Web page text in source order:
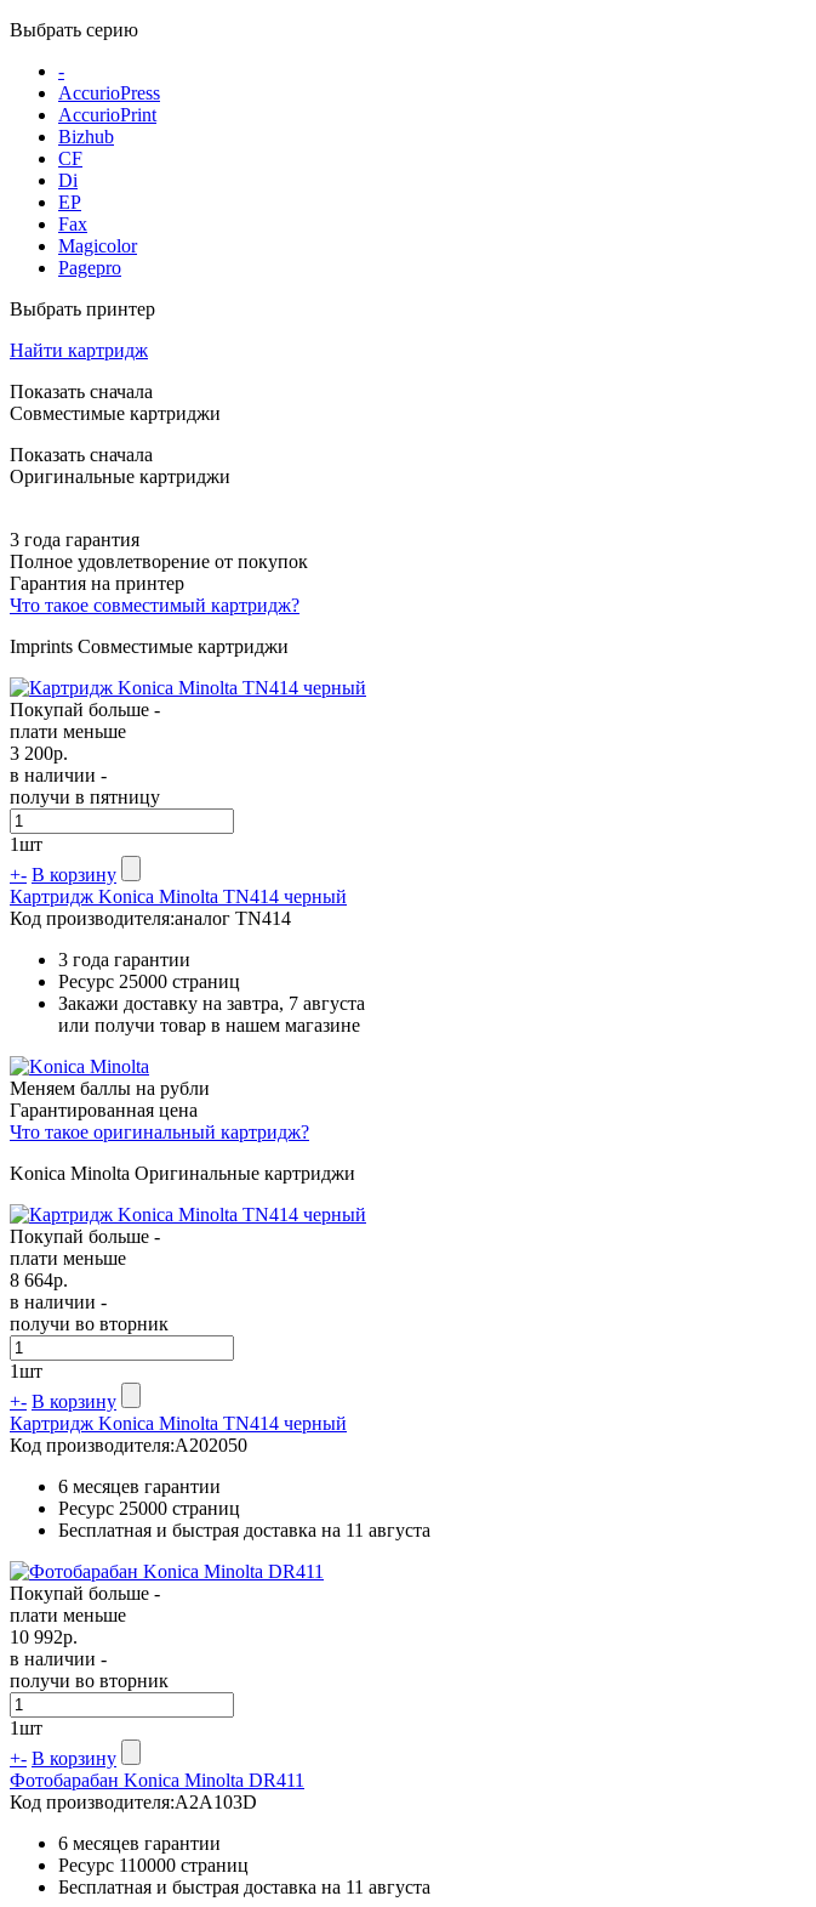
Выбрать серию
-
AccurioPress
AccurioPrint
Bizhub
CF
Di
EP
Fax
Magicolor
Pagepro
Выбрать принтер
Найти картридж
Показать сначала
Совместимые картриджи
Показать сначала
Оригинальные картриджи
3 года гарантия
Полное удовлетворение от покупок
Гарантия на принтер
Что такое совместимый картридж?
Imprints Совместимые картриджи
Покупай больше -
плати меньше
3 200р.
в наличии -
получи в пятницу
1шт
+- В корзину
Картридж Konica Minolta TN414 черный
Код производителя:аналог TN414
3 года гарантии
Ресурс 25000 страниц
Закажи доставку на завтра, 7 августа
или получи товар в нашем магазине
Меняем баллы на рубли
Гарантированная цена
Что такое оригинальный картридж?
Konica Minolta Оригинальные картриджи
Покупай больше -
плати меньше
8 664р.
в наличии -
получи во вторник
1шт
+- В корзину
Картридж Konica Minolta TN414 черный
Код производителя:A202050
6 месяцев гарантии
Ресурс 25000 страниц
Бесплатная и быстрая доставка на 11 августа
Покупай больше -
плати меньше
10 992р.
в наличии -
получи во вторник
1шт
+- В корзину
Фотобарабан Konica Minolta DR411
Код производителя:A2A103D
6 месяцев гарантии
Ресурс 110000 страниц
Бесплатная и быстрая доставка на 11 августа